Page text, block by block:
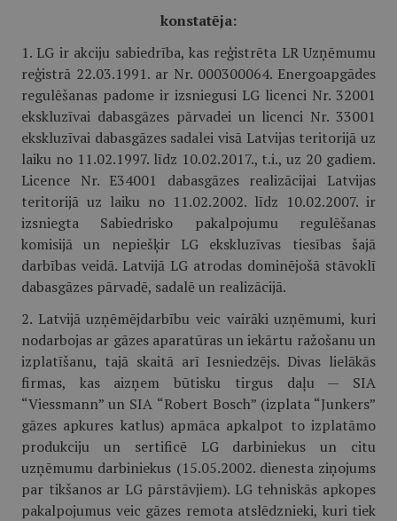
konstatēja:
1. LG ir akciju sabiedrība, kas reģistrēta LR Uzņēmumu
reģistrā 22.03.1991. ar Nr. 000300064. Energoapgādes
regulēšanas padome ir izsniegusi LG licenci Nr. 32001
ekskluzīvai dabasgāzes pārvadei un licenci Nr. 33001
ekskluzīvai dabasgāzes sadalei visā Latvijas teritorijā uz
laiku no 11.02.1997. līdz 10.02.2017., t.i., uz 20 gadiem.
Licence Nr. E34001 dabasgāzes realizācijai Latvijas
teritorijā uz laiku no 11.02.2002. līdz 10.02.2007. ir
izsniegta Sabiedrisko pakalpojumu regulēšanas
komisijā un nepiešķir LG ekskluzīvas tiesības šajā
darbības veidā. Latvijā LG atrodas dominējošā stāvoklī
dabasgāzes pārvadē, sadalē un realizācijā.
2. Latvijā uzņēmējdarbību veic vairāki uzņēmumi, kuri
nodarbojas ar gāzes aparatūras un iekārtu ražošanu un
izplatīšanu, tajā skaitā arī Iesniedzējs. Divas lielākās
firmas, kas aizņem būtisku tirgus daļu — SIA
“Viessmann” un SIA “Robert Bosch” (izplata “Junkers”
gāzes apkures katlus) apmāca apkalpot to izplatāmo
produkciju un sertificē LG darbiniekus un citu
uzņēmumu darbiniekus (15.05.2002. dienesta ziņojums
par tikšanos ar LG pārstāvjiem). LG tehniskās apkopes
pakalpojumus veic gāzes remota atslēdznieki, kuri tiek